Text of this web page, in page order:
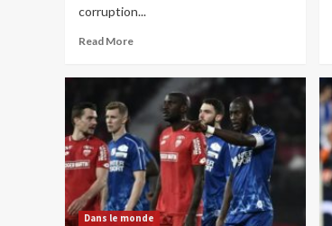
corruption...
Read More
Dans le monde